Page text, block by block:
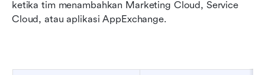
ketika tim menambahkan Marketing Cloud, Service
Cloud, atau aplikasi AppExchange.